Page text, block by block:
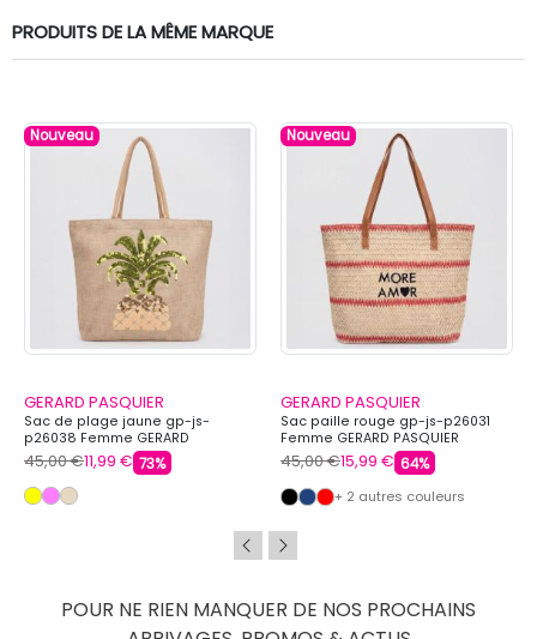
PRODUITS DE LA MÊME MARQUE
Nouveau
GERARD PASQUIER
Sac de plage jaune gp-js-
p26038 Femme GERARD
PASQUIER
45,00 €11,99 € 73%
Nouveau
GERARD PASQUIER
Sac paille rouge gp-js-p26031
Femme GERARD PASQUIER
45,00 €15,99 € 64%
+ 2 autres couleurs
POUR NE RIEN MANQUER DE NOS PROCHAINS